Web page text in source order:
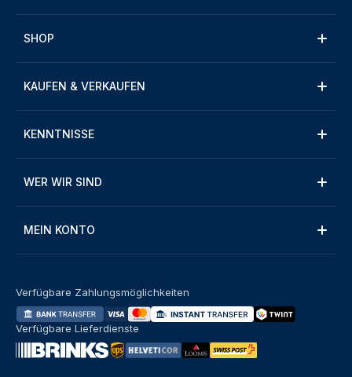
SHOP
KAUFEN & VERKAUFEN
KENNTNISSE
WER WIR SIND
MEIN KONTO
Verfügbare Zahlungsmöglichkeiten
Verfügbare Lieferdienste